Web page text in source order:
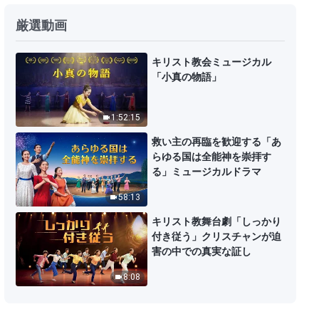
6:04
6:55
「ペテロの経験を手本とせよ」キ
リスト教の歌 歌詞付き
4:53
「真の祈り」キリスト教の歌 歌詞
付き
6:10
キリスト教の歌「神の言葉の重要
性」歌詞付き
厳選動画
1:52:15
キリスト教会ミュージカル
「小真の物語」
58:13
救い主の再臨を歓迎する「あ
らゆる国は全能神を崇拝す
る」ミュージカルドラマ
8:08
キリスト教舞台劇「しっかり
付き従う」クリスチャンが迫
害の中での真実な証し